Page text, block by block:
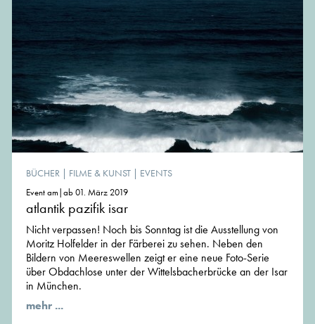
BÜCHER | FILME & KUNST | EVENTS
Event am|ab 01. März 2019
atlantik pazifik isar
Nicht verpassen! Noch bis Sonntag ist die Ausstellung von
Moritz Holfelder in der Färberei zu sehen. Neben den
Bildern von Meereswellen zeigt er eine neue Foto-Serie
über Obdachlose unter der Wittelsbacherbrücke an der Isar
in München.
mehr ...